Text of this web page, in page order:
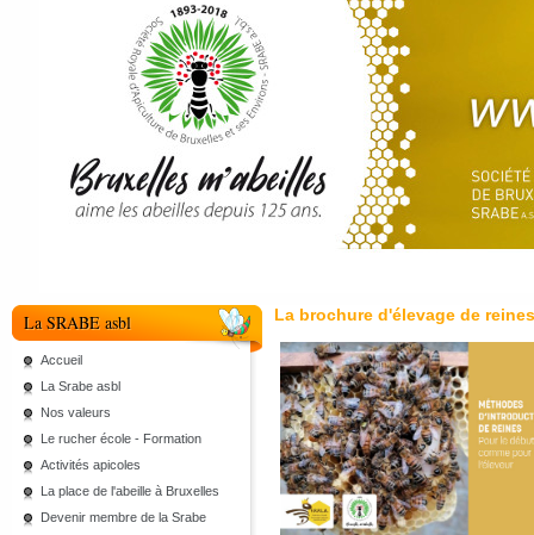
La SRABE asbl
Accueil
La Srabe asbl
Nos valeurs
Le rucher école - Formation
Activités apicoles
La place de l'abeille à Bruxelles
Devenir membre de la Srabe
La brochure d'élevage de reines